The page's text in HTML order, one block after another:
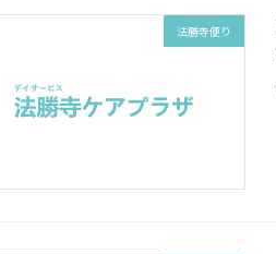
法勝寺便り